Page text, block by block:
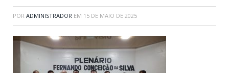
POR ADMINISTRADOR EM 15 DE MAIO DE 2025